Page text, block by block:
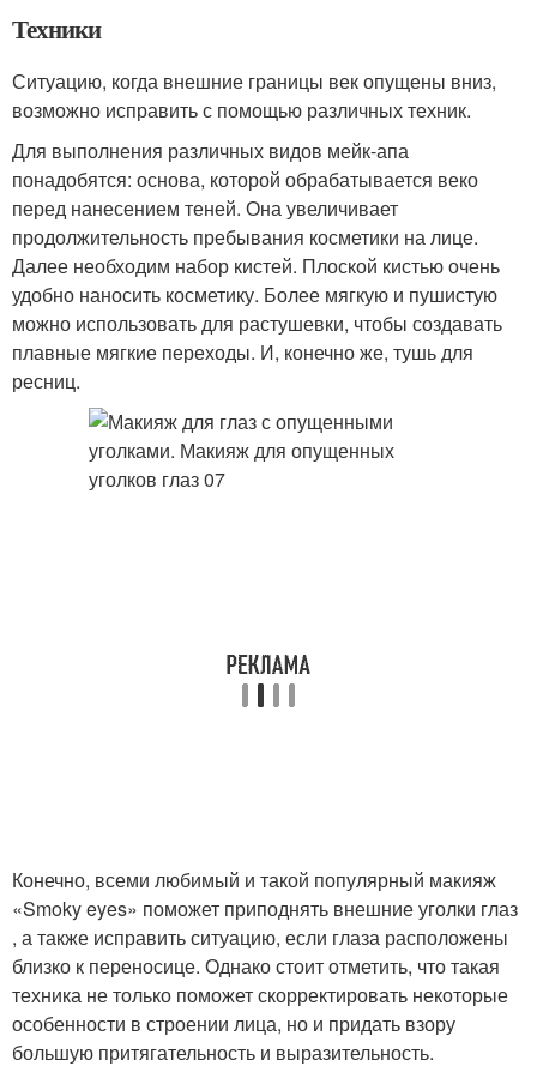
Техники
Ситуацию, когда внешние границы век опущены вниз,
возможно исправить с помощью различных техник.
Для выполнения различных видов мейк-апа
понадобятся: основа, которой обрабатывается веко
перед нанесением теней. Она увеличивает
продолжительность пребывания косметики на лице.
Далее необходим набор кистей. Плоской кистью очень
удобно наносить косметику. Более мягкую и пушистую
можно использовать для растушевки, чтобы создавать
плавные мягкие переходы. И, конечно же, тушь для
ресниц.
Конечно, всеми любимый и такой популярный макияж
«Smoky eyes» поможет приподнять внешние уголки глаз
, а также исправить ситуацию, если глаза расположены
близко к переносице. Однако стоит отметить, что такая
техника не только поможет скорректировать некоторые
особенности в строении лица, но и придать взору
большую притягательность и выразительность.